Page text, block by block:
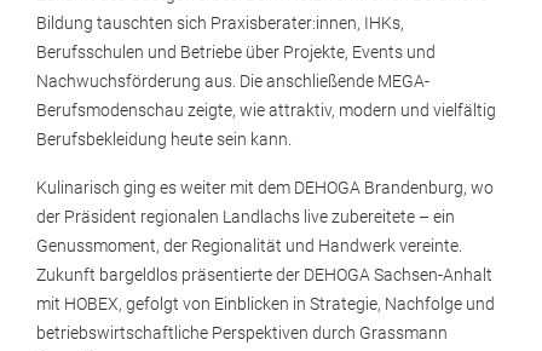
Bildung tauschten sich Praxisberater:innen, IHKs,
Berufsschulen und Betriebe über Projekte, Events und
Nachwuchsförderung aus. Die anschließende MEGA-
Berufsmodenschau zeigte, wie attraktiv, modern und vielfältig
Berufsbekleidung heute sein kann.
Kulinarisch ging es weiter mit dem DEHOGA Brandenburg, wo
der Präsident regionalen Landlachs live zubereitete – ein
Genussmoment, der Regionalität und Handwerk vereinte.
Zukunft bargeldlos präsentierte der DEHOGA Sachsen-Anhalt
mit HOBEX, gefolgt von Einblicken in Strategie, Nachfolge und
betriebswirtschaftliche Perspektiven durch Grassmann